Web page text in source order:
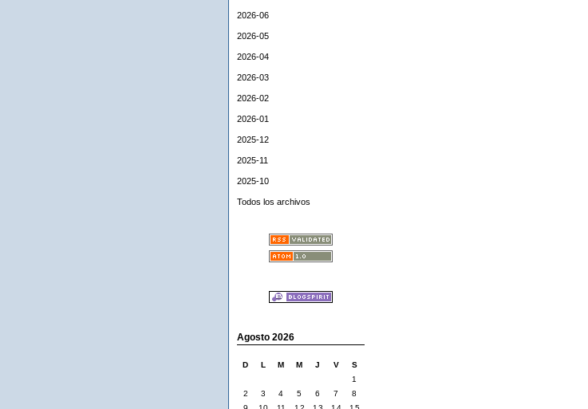
2026-06
2026-05
2026-04
2026-03
2026-02
2026-01
2025-12
2025-11
2025-10
Todos los archivos
Agosto 2026
D L M M J V
S
1
2
3 4 5 6 7
8